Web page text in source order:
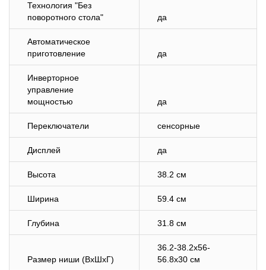
Технология "Без
поворотного стола"
да
Автоматическое
приготовление
да
Инверторное
управление
мощностью
да
Переключатели сенсорные
Дисплей да
Высота 38.2 см
Ширина 59.4 см
Глубина 31.8 см
Размер ниши (ВхШхГ)
36.2-38.2x56-
56.8x30 см